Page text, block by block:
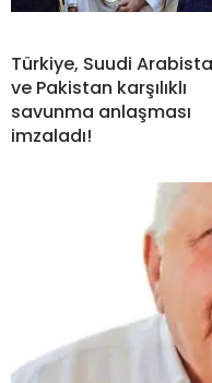
Türkiye, Suudi
ve Pakistan karşılıklı
savunma anlaşması
imzaladı!